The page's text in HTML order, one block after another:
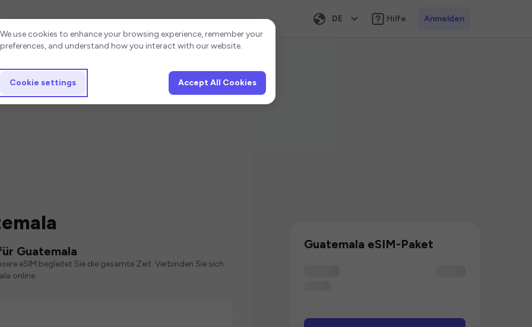
DE Hilfe Anmelden
Guatemala
eSIM begleitet Sie die gesamte Zeit. Verbinden Sie sich
online.
Guatemala eSIM-Paket
Cookie settings
We use cookies to enhance your browsing experience, remember your
preferences, and understand how you interact with our website.
Cookie settings Accept All Cookies